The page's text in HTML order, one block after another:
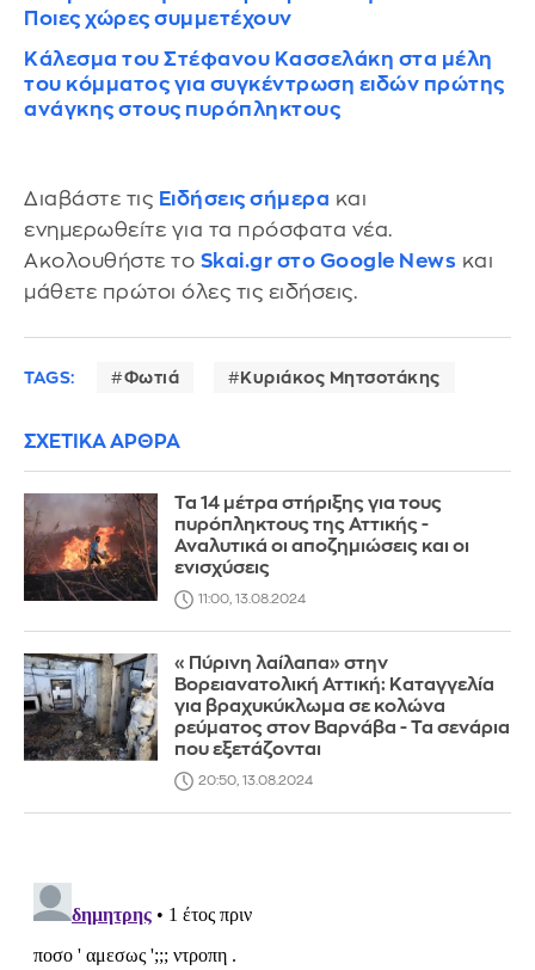
Ποιες χώρες συμμετέχουν
Κάλεσμα του Στέφανου Κασσελάκη στα μέλη
του κόμματος για συγκέντρωση ειδών πρώτης
ανάγκης στους πυρόπληκτους
Διαβάστε τις Ειδήσεις σήμερα και
ενημερωθείτε για τα πρόσφατα νέα.
Ακολουθήστε το Skai.gr στο Google News και
μάθετε πρώτοι όλες τις ειδήσεις.
TAGS: Φωτιά Κυριάκος Μητσοτάκης
ΣΧΕΤΙΚΑ ΑΡΘΡΑ
Τα 14 μέτρα στήριξης για τους
πυρόπληκτους της Αττικής -
Αναλυτικά οι αποζημιώσεις και οι
ενισχύσεις
11:00, 13.08.2024
«Πύρινη λαίλαπα» στην
Βορειανατολική Αττική: Καταγγελία
για βραχυκύκλωμα σε κολώνα
ρεύματος στον Βαρνάβα - Τα σενάρια
που εξετάζονται
20:50, 13.08.2024